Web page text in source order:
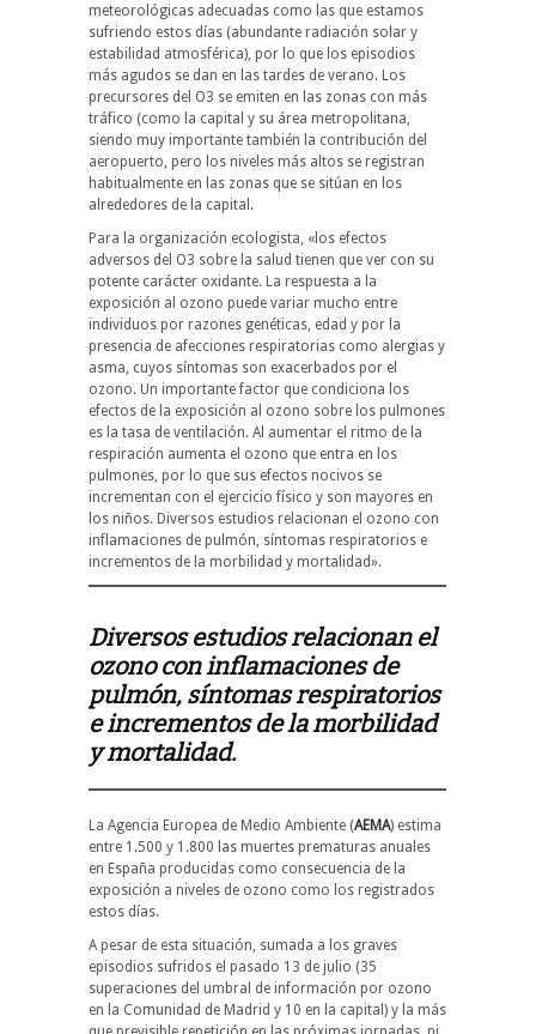
meteorológicas adecuadas como las que estamos
sufriendo estos días (abundante radiación solar y
estabilidad atmosférica), por lo que los episodios
más agudos se dan en las tardes de verano. Los
precursores del O3 se emiten en las zonas con más
tráfico (como la capital y su área metropolitana,
siendo muy importante también la contribución del
aeropuerto, pero los niveles más altos se registran
habitualmente en las zonas que se sitúan en los
alrededores de la capital.
Para la organización ecologista, «los efectos
adversos del O3 sobre la salud tienen que ver con su
potente carácter oxidante. La respuesta a la
exposición al ozono puede variar mucho entre
individuos por razones genéticas, edad y por la
presencia de afecciones respiratorias como alergias y
asma, cuyos síntomas son exacerbados por el
ozono. Un importante factor que condiciona los
efectos de la exposición al ozono sobre los pulmones
es la tasa de ventilación. Al aumentar el ritmo de la
respiración aumenta el ozono que entra en los
pulmones, por lo que sus efectos nocivos se
incrementan con el ejercicio físico y son mayores en
los niños. Diversos estudios relacionan el ozono con
inflamaciones de pulmón, síntomas respiratorios e
incrementos de la morbilidad y mortalidad».
Diversos estudios relacionan el
ozono con inflamaciones de
pulmón, síntomas respiratorios
e incrementos de la morbilidad
y mortalidad.
La Agencia Europea de Medio Ambiente (AEMA) estima
entre 1.500 y 1.800 las muertes prematuras anuales
en España producidas como consecuencia de la
exposición a niveles de ozono como los registrados
estos días.
A pesar de esta situación, sumada a los graves
episodios sufridos el pasado 13 de julio (35
superaciones del umbral de información por ozono
en la Comunidad de Madrid y 10 en la capital) y la más